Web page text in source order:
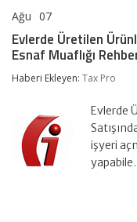
Ağu 07
Ürünlerin
İnternet
Satışında
Muaflığı
Rehberi
Evlerde Üretilen
Esnaf Muaflığı
Haberi Ekleyen: Tax Pro
Evlerde
işyeri